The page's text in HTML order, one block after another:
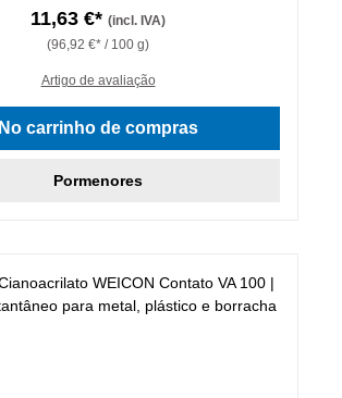
11,63 €* (incl. IVA)
(96,92 €* / 100 g)
Artigo de avaliação
No carrinho de compras
Pormenores